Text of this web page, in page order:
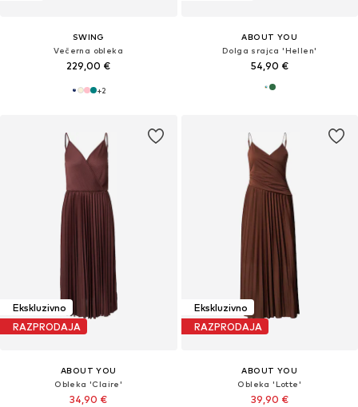
SWING
Večerna obleka
229,00 €
+2
ABOUT YOU
Dolga srajca 'Hellen'
54,90 €
Ekskluzivno
RAZPRODAJA
ABOUT YOU
Obleka 'Claire'
34,90 €
Ekskluzivno
RAZPRODAJA
ABOUT YOU
Obleka 'Lotte'
39,90 €